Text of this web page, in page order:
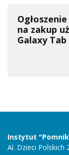
na zakup
Galaxy
Instytut
Al. Dzieci Polskich